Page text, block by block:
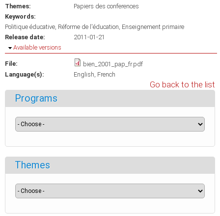
Themes:
Papiers des conferences
Keywords:
Politique éducative Réforme de l'éducation Enseignement primaire
Release date:
2011-01-21
Hide
Available versions
File:
bien_2001_pap_fr.pdf
Language(s):
English French
Go back to the list
Programs
Themes